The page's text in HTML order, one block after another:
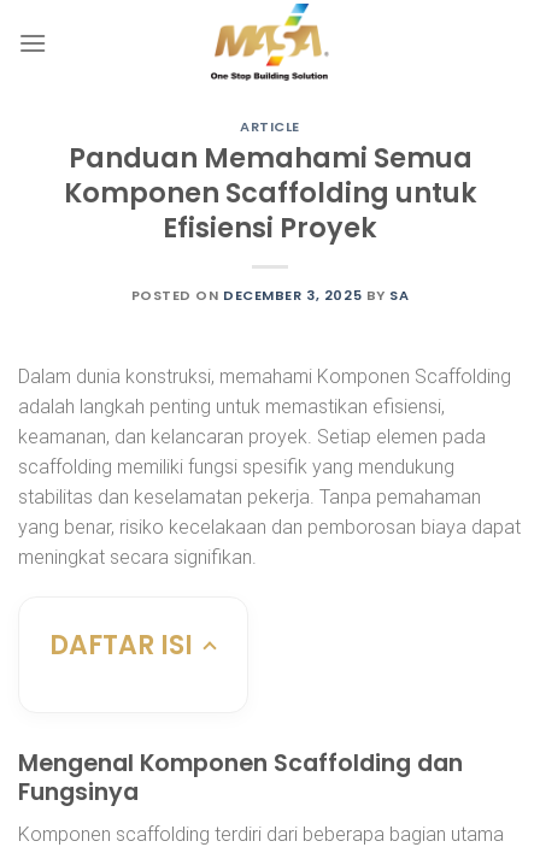
ARTICLE
Panduan Memahami Semua
Komponen Scaffolding untuk
Efisiensi Proyek
POSTED ON DECEMBER 3, 2025 BY SA
Dalam dunia konstruksi, memahami Komponen Scaffolding
adalah langkah penting untuk memastikan efisiensi,
keamanan, dan kelancaran proyek. Setiap elemen pada
scaffolding memiliki fungsi spesifik yang mendukung
stabilitas dan keselamatan pekerja. Tanpa pemahaman
yang benar, risiko kecelakaan dan pemborosan biaya dapat
meningkat secara signifikan.
DAFTAR ISI
Mengenal Komponen Scaffolding dan
Fungsinya
Komponen scaffolding terdiri dari beberapa bagian utama